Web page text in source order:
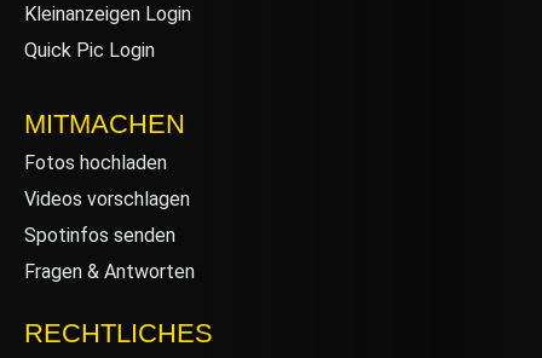
Kleinanzeigen Login
Quick Pic Login
MITMACHEN
Fotos hochladen
Videos vorschlagen
Spotinfos senden
Fragen & Antworten
RECHTLICHES